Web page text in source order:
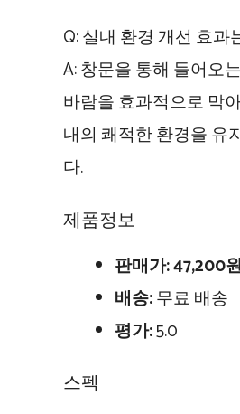
Q: 실내 환경 개선 효과
A: 창문을 통해 들어오
바람을 효과적으로 막
내의 쾌적한 환경을 유
다.
제품정보
판매가:47,200
배송:무료 배송
평가:5.0
스펙